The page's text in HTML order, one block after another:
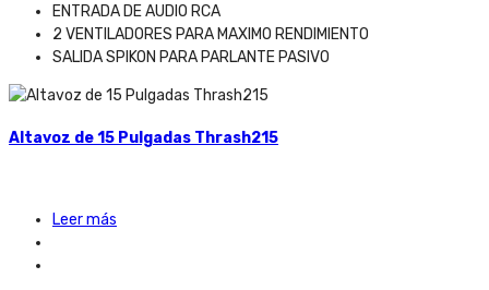
ENTRADA DE AUDIO RCA
2 VENTILADORES PARA MAXIMO RENDIMIENTO
SALIDA SPIKON PARA PARLANTE PASIVO
Altavoz de 15 Pulgadas Thrash215
Leer más